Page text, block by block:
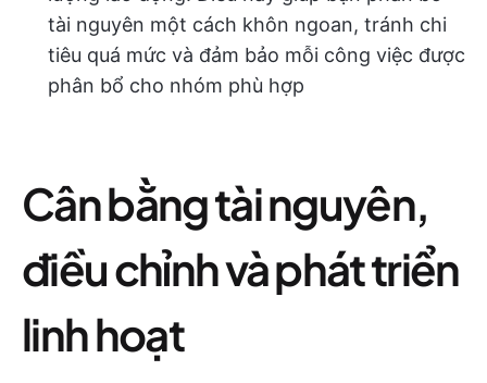
tài nguyên một cách khôn ngoan, tránh chi
tiêu quá mức và đảm bảo mỗi công việc được
phân bổ cho nhóm phù hợp
Cân bằng tài nguyên,
điều chỉnh và phát triển
linh hoạt